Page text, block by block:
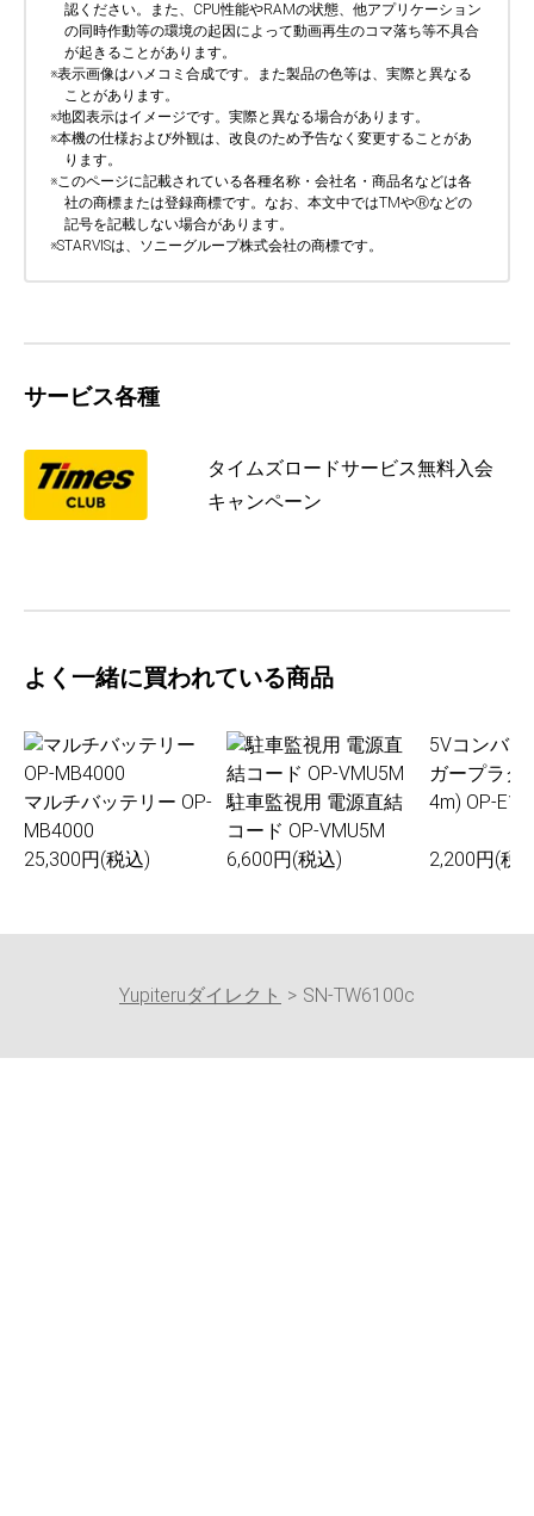
認ください。また、CPU性能やRAMの状態、他アプリケーション
の同時作動等の環境の起因によって動画再生のコマ落ち等不具合
が起きることがあります。
※表示画像はハメコミ合成です。また製品の色等は、実際と異なる
ことがあります。
※地図表示はイメージです。実際と異なる場合があります。
※本機の仕様および外観は、改良のため予告なく変更することがあ
ります。
※このページに記載されている各種名称・会社名・商品名などは各
社の商標または登録商標です。なお、本文中ではTMやⓇなどの
記号を記載しない場合があります。
※STARVISは、ソニーグループ株式会社の商標です。
サービス各種
タイムズロードサービス無料入会
キャンペーン
よく一緒に買われている商品
マルチバッテリー OP-
MB4000
25,300円(税込)
駐車監視用 電源直結
コード OP-VMU5M
6,600円(税込)
5Vコンバ
ガープラグ
4m) OP-
2,200円(税
Yupiteruダイレクト SN-TW6100c